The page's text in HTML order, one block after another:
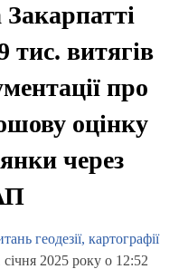
тис. витягів
про
оцінку
через
геодезії, картографії
2025 року о 12:52